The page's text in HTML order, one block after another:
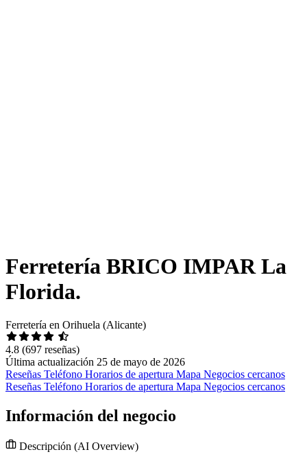
Ferretería BRICO IMPAR La
Florida.
Ferretería en Orihuela (Alicante)
4.8 (697 reseñas)
Última actualización 25 de mayo de 2026
Reseñas Teléfono Horarios de apertura Mapa Negocios cercanos
Reseñas Teléfono Horarios de apertura Mapa Negocios cercanos
Información del negocio
Descripción (AI Overview)